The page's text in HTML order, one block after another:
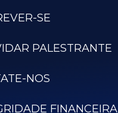
SE
PALESTRANTE
NOS
FINANCEIRA